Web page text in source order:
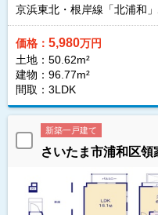
京浜東北・根岸線「北浦和
価格： 5,980万円
土地：50.62m²
建物：96.77m²
間取：3LDK
新築一戸建て
さいたま市浦和区